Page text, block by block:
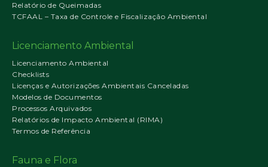
Relatório de Queimadas
TCFAAL – Taxa de Controle e Fiscalização Ambiental
Licenciamento Ambiental
Licenciamento Ambiental
Checklists
Licenças e Autorizações Ambientais Canceladas
Modelos de Documentos
Processos Arquivados
Relatórios de Impacto Ambiental (RIMA)
Termos de Referência
Fauna e Flora